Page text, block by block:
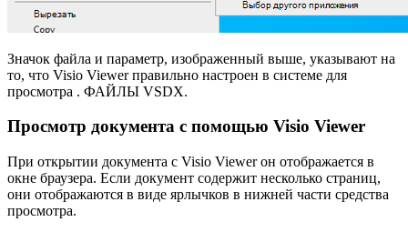
Значок файла и параметр, изображенный выше, указывают на
то, что Visio Viewer правильно настроен в системе для
просмотра . ФАЙЛЫ VSDX.
Просмотр документа с помощью Visio Viewer
При открытии документа с Visio Viewer он отображается в
окне браузера. Если документ содержит несколько страниц,
они отображаются в виде ярлычков в нижней части средства
просмотра.